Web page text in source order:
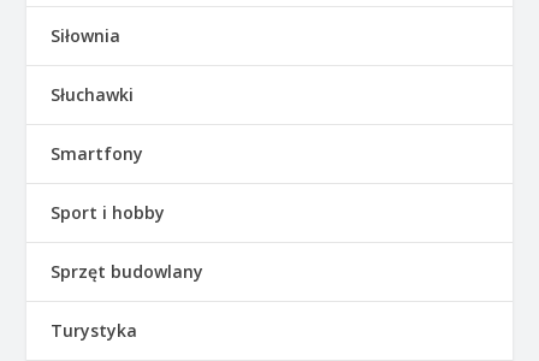
Siłownia
Słuchawki
Smartfony
Sport i hobby
Sprzęt budowlany
Turystyka